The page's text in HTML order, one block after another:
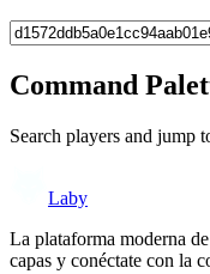
Command
Search players and jump
Laby
La plataforma moderna
capas y conéctate con la